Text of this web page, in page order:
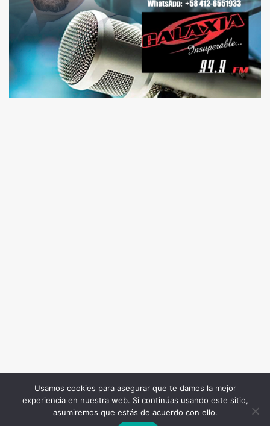
Todos los Derechos Reservados. Somos Noticia COL
© 2026 |Terminos y condiciones|Politica de
Usamos cookies para asegurar que te damos la mejor
experiencia en nuestra web. Si continúas usando este sitio,
asumiremos que estás de acuerdo con ello.